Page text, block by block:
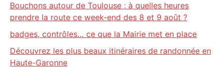
Bouchons autour de Toulouse : à quelles heures
prendre la route ce week-end des 8 et 9 août ?
badges, contrôles… ce que la Mairie met en place
Découvrez les plus beaux itinéraires de randonnée en
Haute-Garonne